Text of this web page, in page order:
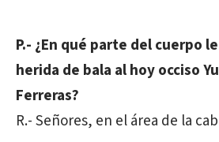
P.- ¿En qué parte del cuerpo
herida de bala al hoy occiso
Ferreras?
R.- Señores, en el área de la